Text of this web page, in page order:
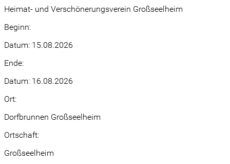
Heimat- und Verschönerungsverein Großseelheim
Beginn:
Datum: 15.08.2026
Ende:
Datum: 16.08.2026
Ort:
Dorfbrunnen Großseelheim
Ortschaft:
Großseelheim